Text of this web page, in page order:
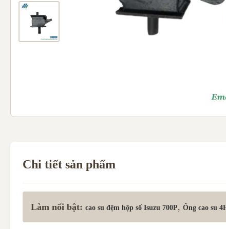
Chi tiết sản phẩm
Làm nổi bật: cao su đệm hộp số Isuzu 700P, Ống cao su